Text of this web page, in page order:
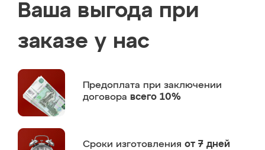
Ваша выгода при
заказе у нас
Предоплата при заключении
договора всего 10%
Сроки изготовления от 7 дней